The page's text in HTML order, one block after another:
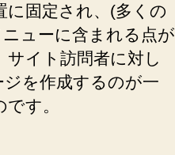
固定され、(多くの
ューに含まれる点が
イト訪問者に対し
を作成するのが一
す。